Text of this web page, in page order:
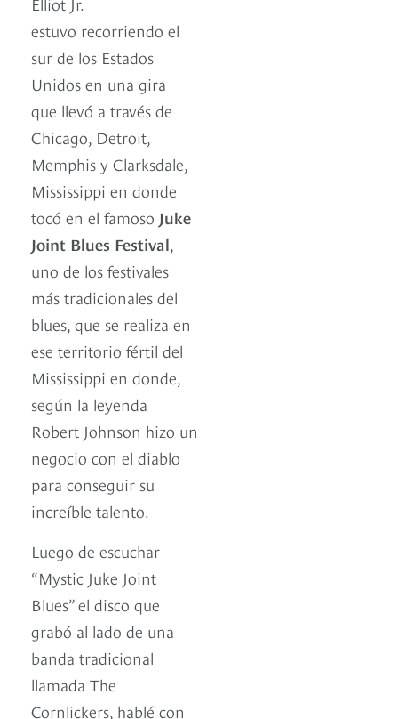
estuvo recorriendo el
sur de los Estados
Unidos en una gira
que llevó a través de
Chicago, Detroit,
Memphis y Clarksdale,
Mississippi en donde
tocó en el famoso Juke
Joint Blues Festival,
uno de los festivales
más tradicionales del
blues, que se realiza en
ese territorio fértil del
Mississippi en donde,
según la leyenda
Robert Johnson hizo un
negocio con el diablo
para conseguir su
increíble talento.
Luego de escuchar
“Mystic Juke Joint
Blues” el disco que
grabó al lado de una
banda tradicional
llamada The
Cornlickers, hablé con